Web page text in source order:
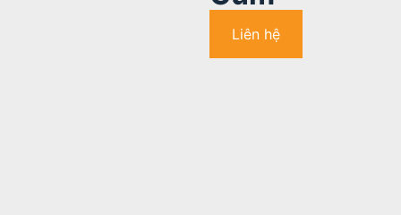
Liên hệ